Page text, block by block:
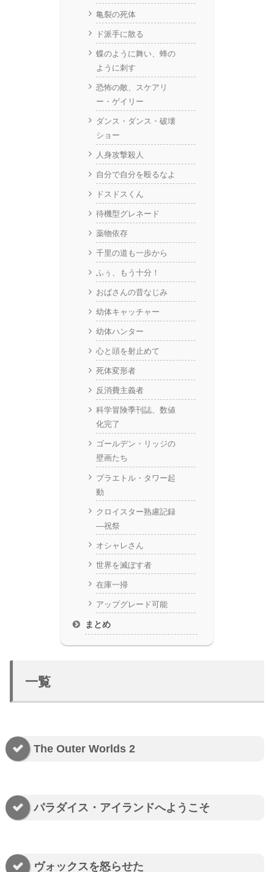
亀裂の死体
ド派手に散る
蝶のように舞い、蜂の
ように刺す
恐怖の敵、スケアリ
ー・ゲイリー
ダンス・ダンス・破壊
ショー
人身攻撃殺人
自分で自分を殴るなよ
ドスドスくん
待機型グレネード
薬物依存
千里の道も一歩から
ふぅ、もう十分！
おばさんの昔なじみ
幼体キャッチャー
幼体ハンター
心と頭を射止めて
死体変形者
反消費主義者
科学冒険季刊誌、数値
化完了
ゴールデン・リッジの
壁画たち
プラエトル・タワー起
動
クロイスター熟慮記録
—祝祭
オシャレさん
世界を滅ぼす者
在庫一掃
アップグレード可能
まとめ
一覧
The Outer Worlds 2
パラダイス・アイランドへようこそ
ヴォックスを怒らせた